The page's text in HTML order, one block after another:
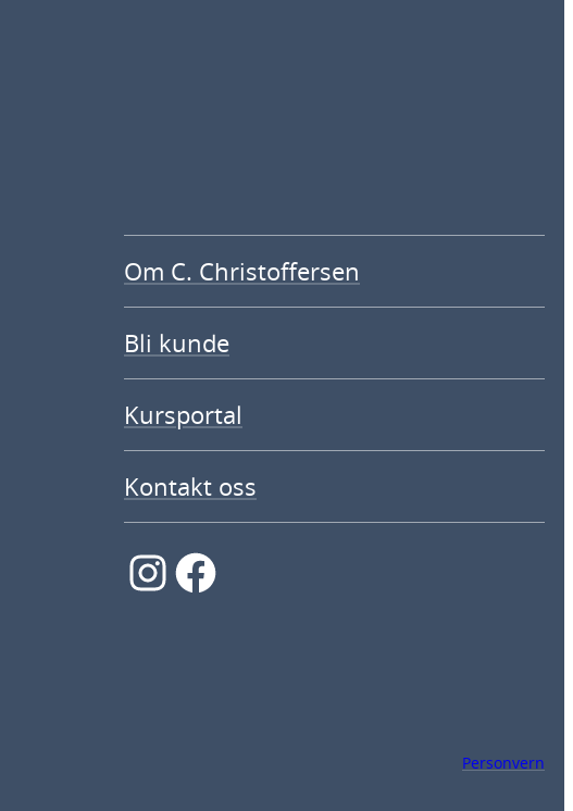
Om C. Christoffersen
Bli kunde
Kursportal
Kontakt oss
InstagramFacebook
Personvern